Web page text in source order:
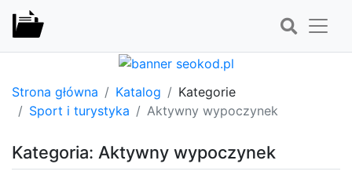
Strona główna Katalog
Kategorie
Sport i turystyka
Aktywny wypoczynek
Kategoria: Aktywny wypoczynek